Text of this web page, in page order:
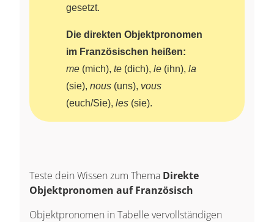
gesetzt.
Die direkten Objektpronomen
im Französischen heißen:
me (mich), te (dich), le (ihn), la
(sie), nous (uns), vous
(euch/Sie), les (sie).
Teste dein Wissen zum Thema Direkte
Objektpronomen auf Französisch
Objektpronomen in Tabelle vervollständigen